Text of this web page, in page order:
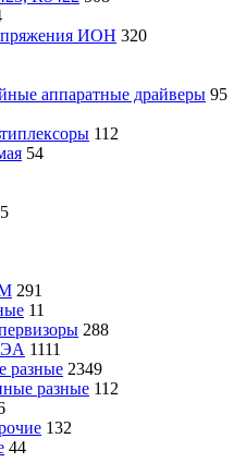
ИОН 320
аппаратные драйверы 95
112
54
291
11
288
1111
разные 2349
разные 112
132
44